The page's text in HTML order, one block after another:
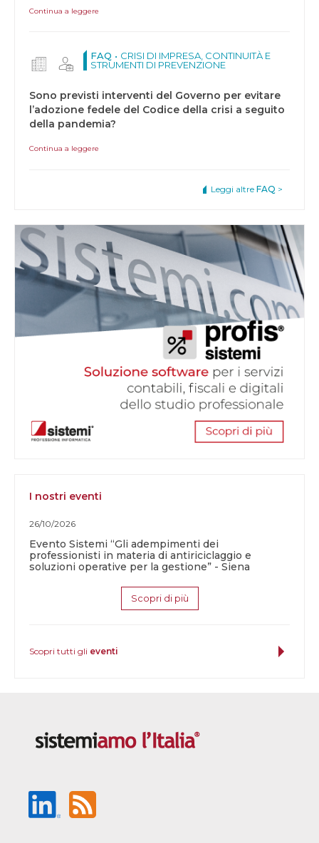
Continua a leggere
FAQ • CRISI DI IMPRESA, CONTINUITÀ E
STRUMENTI DI PREVENZIONE
Sono previsti interventi del Governo per evitare
l’adozione fedele del Codice della crisi a seguito
della pandemia?
Continua a leggere
Leggi altre FAQ >
I nostri eventi
26/10/2026
Evento Sistemi “Gli adempimenti dei
professionisti in materia di antiriciclaggio e
soluzioni operative per la gestione” - Siena
Scopri di più
Scopri tutti gli eventi